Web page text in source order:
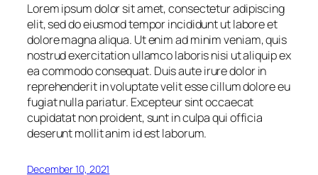
Lorem ipsum dolor sit amet, consectetur adipiscing
elit, sed do eiusmod tempor incididunt ut labore et
dolore magna aliqua. Ut enim ad minim veniam, quis
nostrud exercitation ullamco laboris nisi ut aliquip ex
ea commodo consequat. Duis aute irure dolor in
reprehenderit in voluptate velit esse cillum dolore eu
fugiat nulla pariatur. Excepteur sint occaecat
cupidatat non proident, sunt in culpa qui officia
deserunt mollit anim id est laborum.
December 10, 2021